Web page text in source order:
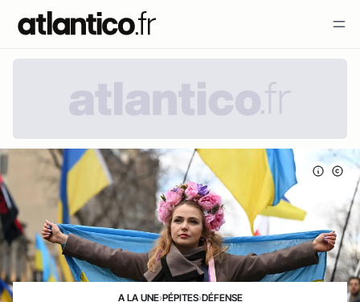
A LA UNE›PÉPITES›DÉFENSE